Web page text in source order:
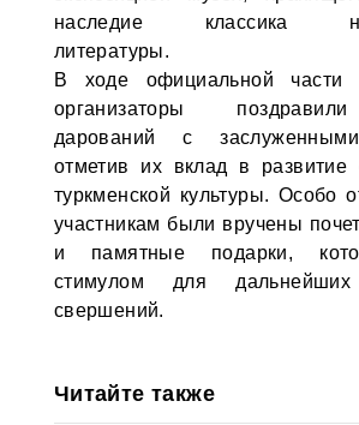
наследие классика
литературы.
В ходе официальной части
организаторы
дарований с
отметив их вклад в развитие
туркменской культуры. Особо
участникам были вручены
и памятные подарки,
стимулом для дальнейших
свершений.
Читайте также